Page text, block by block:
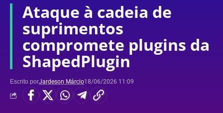
Ataque à cadeia de
suprimentos
compromete plugins da
ShapedPlugin
Escrito porJardeson Márcio18/06/2026 11:09